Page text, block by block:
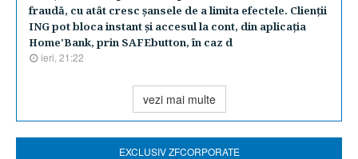
fraudă, cu atât cresc şansele de a limita efectele. Clienţii
ING pot bloca instant şi accesul la cont, din aplicaţia
Home'Bank, prin SAFEbutton, în caz d
ieri, 21:22
vezi mai multe
EXCLUSIV ZFCORPORATE